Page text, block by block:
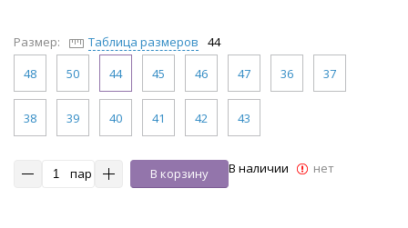
Размер: Таблица размеров
44
48
50 44 45 46 47 36 37
38 39 40 41 42 43
пар В корзину В наличии нет